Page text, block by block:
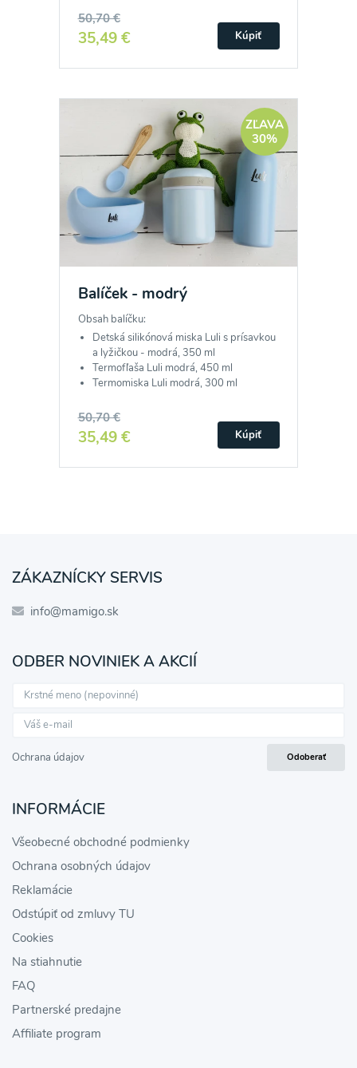
50,70 €
35,49 € Kúpiť
ZĽAVA
30%
Balíček - modrý
Obsah balíčku:
Detská silikónová miska Luli s prísavkou
a lyžičkou - modrá, 350 ml
Termofľaša Luli modrá, 450 ml
Termomiska Luli modrá, 300 ml
50,70 €
35,49 € Kúpiť
ZÁKAZNÍCKY SERVIS
info@mamigo.sk
ODBER NOVINIEK A AKCIÍ
Ochrana údajov Odoberať
INFORMÁCIE
Všeobecné obchodné podmienky
Ochrana osobných údajov
Reklamácie
Odstúpiť od zmluvy TU
Cookies
Na stiahnutie
FAQ
Partnerské predajne
Affiliate program